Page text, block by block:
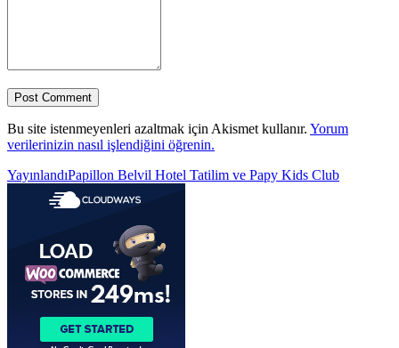
Bu site istenmeyenleri azaltmak için Akismet kullanır. Yorum
verilerinizin nasıl işlendiğini öğrenin.
Yazı
gezinmesi
YayınlandıPapillon Belvil Hotel Tatilim ve Papy Kids Club